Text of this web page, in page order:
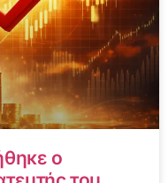
ο